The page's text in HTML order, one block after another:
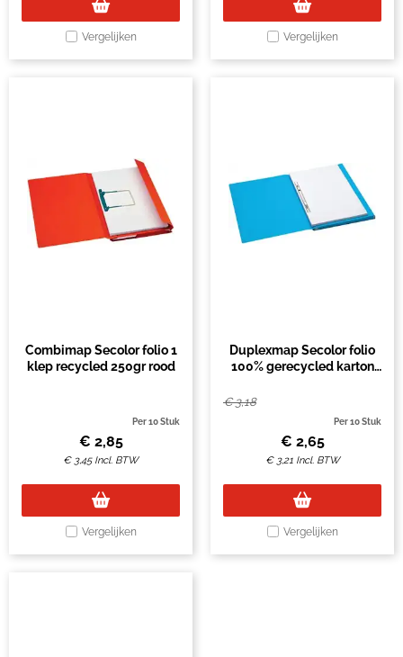
Vergelijken Vergelijken
Combimap Secolor folio 1
klep recycled 250gr rood
Per 10 Stuk
€ 2,85
€ 3,45 Incl. BTW
Vergelijken
Duplexmap Secolor folio
100% gerecycled karton
€3,18
Per 10 Stuk
€ 2,65
€ 3,21 Incl. BTW
Vergelijken